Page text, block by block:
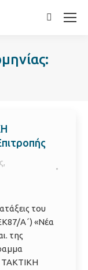
Search:
,
του
Α΄) «Νέα
της
ΤΑΚΤΙΚΗ